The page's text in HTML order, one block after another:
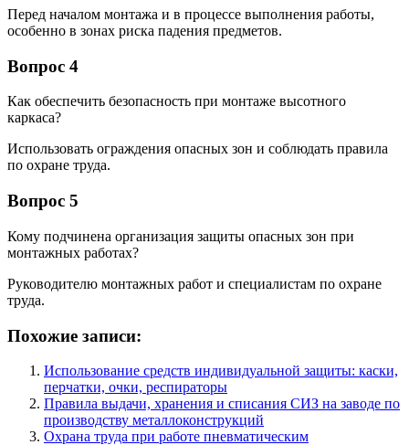
Перед началом монтажа и в процессе выполнения работы,
особенно в зонах риска падения предметов.
Вопрос 4
Как обеспечить безопасность при монтаже высотного
каркаса?
Использовать ограждения опасных зон и соблюдать правила
по охране труда.
Вопрос 5
Кому подчинена организация защиты опасных зон при
монтажных работах?
Руководителю монтажных работ и специалистам по охране
труда.
Похожие записи:
Использование средств индивидуальной защиты: каски,
перчатки, очки, респираторы
Правила выдачи, хранения и списания СИЗ на заводе по
производству металлоконструкций
Охрана труда при работе пневматическим